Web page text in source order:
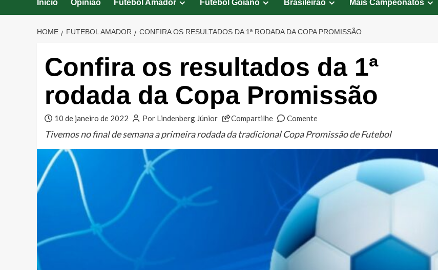
Início Opinião Futebol Amador Futebol Goiano Brasileirão Mais Campeonatos
HOME FUTEBOL AMADOR CONFIRA OS RESULTADOS DA 1ª RODADA DA COPA PROMISSÃO
Confira os resultados da 1ª
rodada da Copa Promissão
10 de janeiro de 2022 Por Lindenberg Júnior Compartilhe Comente
Tivemos no final de semana a primeira rodada da tradicional Copa Promissão de Futebol